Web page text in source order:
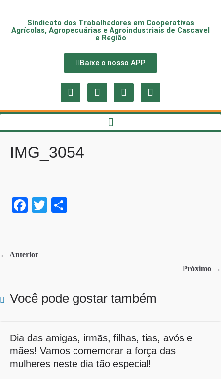
Sindicato dos Trabalhadores em Cooperativas
Agrícolas, Agropecuárias e Agroindustriais de Cascavel
e Região
Baixe o nosso APP
IMG_3054
Fa
ok
T
← Anterior
Próximo →
Você pode gostar também
Dia das amigas, irmãs, filhas, tias, avós e
mães! Vamos comemorar a força das
mulheres neste dia tão especial!